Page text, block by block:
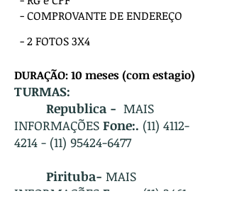
- COMPROVANTE DE ENDEREÇO
- 2 FOTOS 3X4
DURAÇÃO: 10 meses (com estagio)
TURMAS:
Republica - MAIS
INFORMAÇÕES Fone:. (11) 4112-
4214 - (11) 95424-6477
Pirituba- MAIS
INFORMAÇÕES Fone:.
(11) 3461-